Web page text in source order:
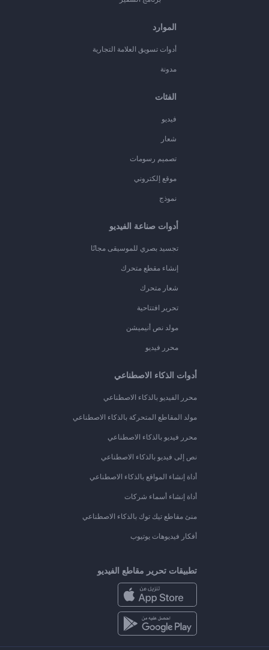
الموارد
أدوات تسويق العلامة التجارية
مدونة
الفئات
فيديو
شعار
تصميم رسومات
موقع إلكتروني
نموذج
أدوات صناعة الفيديو
تجسيد بصري للموسيقى مجانًا
إنشاء مقطع متحرك
شعار متحرك
تحرير افتتاحية
مولد نص أنيميشن
محرر فيديو
أدوات الذكاء الاصطناعي
محرر الفيديو بالذكاء الاصطناعي
مولد المقاطع المتحركة بالذكاء الاصطناعي
محرر فيديو بالذكاء الاصطناعي
نص إلى فيديو بالذكاء الاصطناعي
أداة إنشاء المواقع بالذكاء الاصطناعي
أداة إنشاء أسماء شركات
منئ مقاطع تيك توك بالذكاء الاصطناعي
أفكار فيديوهات يوتيوب
تطبيقات تحرير مقاطع الفيديو